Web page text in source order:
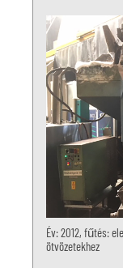
Év: 2012, fűtés:
ötvözetekhez